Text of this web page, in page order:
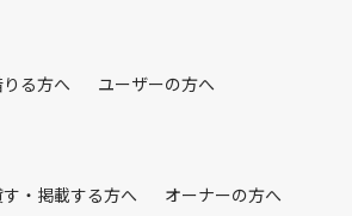
る方へ ユーザーの方へ
・掲載する方へ オーナーの方へ